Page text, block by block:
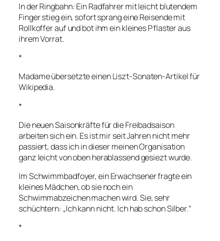
In der Ringbahn: Ein Radfahrer mit leicht blutendem
Finger stieg ein, sofort sprang eine Reisende mit
Rollkoffer auf und bot ihm ein kleines Pflaster aus
ihrem Vorrat.
*
Madame übersetzte einen Liszt-Sonaten-Artikel für
Wikipedia.
*
Die neuen Saisonkräfte für die Freibadsaison
arbeiten sich ein. Es ist mir seit Jahren nicht mehr
passiert, dass ich in dieser meinen Organisation
ganz leicht von oben herablassend gesiezt wurde.
Im Schwimmbadfoyer, ein Erwachsener fragte ein
kleines Mädchen, ob sie noch ein
Schwimmabzeichen machen wird. Sie, sehr
schüchtern: „Ich kann nicht. Ich hab schon Silber.“
*